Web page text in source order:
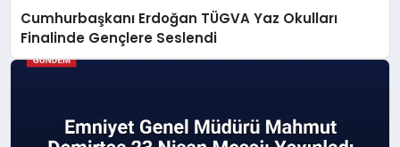
Cumhurbaşkanı Erdoğan TÜGVA Yaz Okulları
Finalinde Gençlere Seslendi